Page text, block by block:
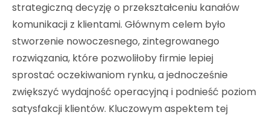
strategiczną decyzję o przekształceniu kanałów
komunikacji z klientami. Głównym celem było
stworzenie nowoczesnego, zintegrowanego
rozwiązania, które pozwoliłoby firmie lepiej
sprostać oczekiwaniom rynku, a jednocześnie
zwiększyć wydajność operacyjną i podnieść poziom
satysfakcji klientów. Kluczowym aspektem tej